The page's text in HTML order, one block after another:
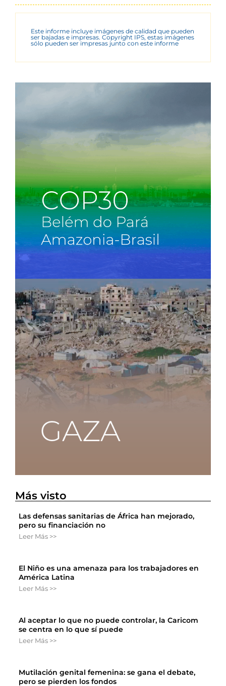
Este informe incluye imágenes de calidad que pueden
ser bajadas e impresas. Copyright IPS, estas imágenes
sólo pueden ser impresas junto con este informe
Más visto
Las defensas sanitarias de África han mejorado,
pero su financiación no
Leer Más >>
El Niño es una amenaza para los trabajadores en
América Latina
Leer Más >>
Al aceptar lo que no puede controlar, la Caricom
se centra en lo que sí puede
Leer Más >>
Mutilación genital femenina: se gana el debate,
pero se pierden los fondos